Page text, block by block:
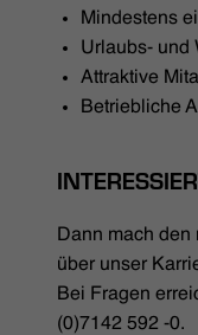
Mindestens
Urlaubs- und
Attraktive
Betriebliche
Dann mach
über unser
Bei Fragen
(0)7142 592 -0.